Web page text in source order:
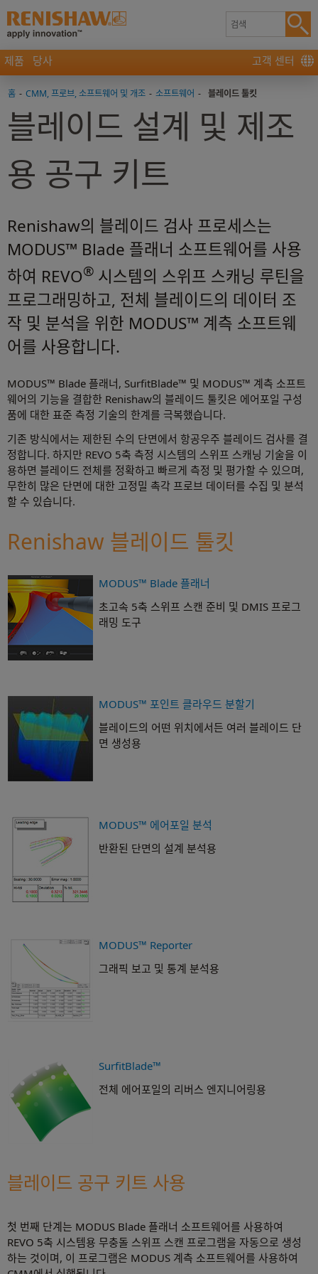
제품 당사 고객 센터
홈 - CMM, 프로브, 소프트웨어 및 개조 - 소프트웨어 - 블레이드 툴킷
블레이드 설계 및 제조
용 공구 키트
Renishaw의 블레이드 검사 프로세스는
MODUS™ Blade 플래너 소프트웨어를 사용
하여 REVO® 시스템의 스위프 스캐닝 루틴을
프로그래밍하고, 전체 블레이드의 데이터 조
작 및 분석을 위한 MODUS™ 계측 소프트웨
어를 사용합니다.
MODUS™ Blade 플래너, SurfitBlade™ 및 MODUS™ 계측 소프트
웨어의 기능을 결합한 Renishaw의 블레이드 툴킷은 에어포일 구성
품에 대한 표준 측정 기술의 한계를 극복했습니다.
기존 방식에서는 제한된 수의 단면에서 항공우주 블레이드 검사를 결
정합니다. 하지만 REVO 5축 측정 시스템의 스위프 스캐닝 기술을 이
용하면 블레이드 전체를 정확하고 빠르게 측정 및 평가할 수 있으며,
무한히 많은 단면에 대한 고정밀 촉각 프로브 데이터를 수집 및 분석
할 수 있습니다.
Renishaw 블레이드 툴킷
MODUS™ Blade 플래너
초고속 5축 스위프 스캔 준비 및 DMIS 프로그
래밍 도구
MODUS™ 포인트 클라우드 분할기
블레이드의 어떤 위치에서든 여러 블레이드 단
면 생성용
MODUS™ 에어포일 분석
반환된 단면의 설계 분석용
MODUS™ Reporter
그래픽 보고 및 통계 분석용
SurfitBlade™
전체 에어포일의 리버스 엔지니어링용
블레이드 공구 키트 사용
첫 번째 단계는 MODUS Blade 플래너 소프트웨어를 사용하여
REVO 5축 시스템용 무충돌 스위프 스캔 프로그램을 자동으로 생성
하는 것이며, 이 프로그램은 MODUS 계측 소프트웨어를 사용하여